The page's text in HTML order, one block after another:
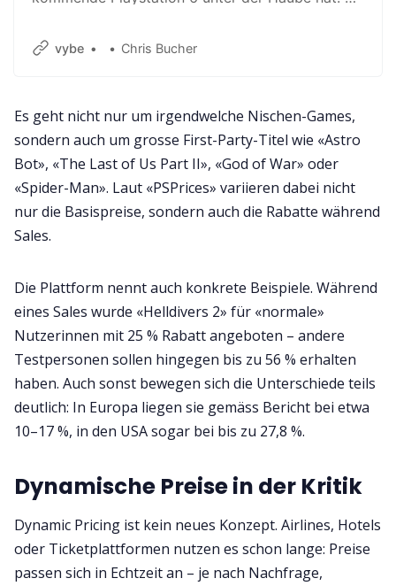
vybe Chris Bucher
Es geht nicht nur um irgendwelche Nischen-Games,
sondern auch um grosse First-Party-Titel wie «Astro
Bot», «The Last of Us Part II», «God of War» oder
«Spider-Man». Laut «PSPrices» variieren dabei nicht
nur die Basispreise, sondern auch die Rabatte während
Sales.
Die Plattform nennt auch konkrete Beispiele. Während
eines Sales wurde «Helldivers 2» für «normale»
Nutzerinnen mit 25 % Rabatt angeboten – andere
Testpersonen sollen hingegen bis zu 56 % erhalten
haben. Auch sonst bewegen sich die Unterschiede teils
deutlich: In Europa liegen sie gemäss Bericht bei etwa
10–17 %, in den USA sogar bei bis zu 27,8 %.
Dynamische Preise in der Kritik
Dynamic Pricing ist kein neues Konzept. Airlines, Hotels
oder Ticketplattformen nutzen es schon lange: Preise
passen sich in Echtzeit an – je nach Nachfrage,